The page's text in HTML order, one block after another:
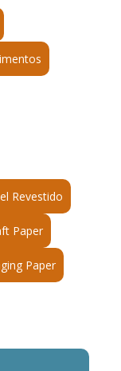
Revestido
Paper
Paper